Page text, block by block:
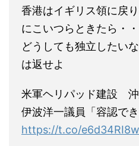
香港はイギリス領に戻
にこいつらときたら・・
どうしても独立したい
は返せよ
米軍ヘリパッド建設 沖
伊波洋一議員「容認で
https://t.co/